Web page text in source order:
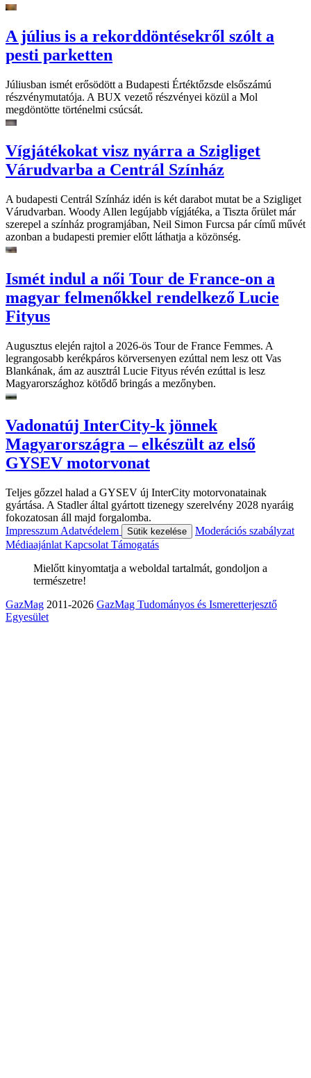
A július is a rekorddöntésekről szólt a
pesti parketten
Júliusban ismét erősödött a Budapesti Értéktőzsde elsőszámú
részvénymutatója. A BUX vezető részvényei közül a Mol
megdöntötte történelmi csúcsát.
Vígjátékokat visz nyárra a Szigliget
Várudvarba a Centrál Színház
A budapesti Centrál Színház idén is két darabot mutat be a Szigliget
Várudvarban. Woody Allen legújabb vígjátéka, a Tiszta őrület már
szerepel a színház programjában, Neil Simon Furcsa pár című művét
azonban a budapesti premier előtt láthatja a közönség.
Ismét indul a női Tour de France-on a
magyar felmenőkkel rendelkező Lucie
Fityus
Augusztus elején rajtol a 2026-ös Tour de France Femmes. A
legrangosabb kerékpáros körversenyen ezúttal nem lesz ott Vas
Blankának, ám az ausztrál Lucie Fityus révén ezúttal is lesz
Magyarországhoz kötődő bringás a mezőnyben.
Vadonatúj InterCity-k jönnek
Magyarországra – elkészült az első
GYSEV motorvonat
Teljes gőzzel halad a GYSEV új InterCity motorvonatainak
gyártása. A Stadler által gyártott tizenegy szerelvény 2028 nyaráig
fokozatosan áll majd forgalomba.
Impresszum Adatvédelem Sütik kezelése
Moderációs szabályzat
Médiaajánlat Kapcsolat Támogatás
Mielőtt kinyomtatja a weboldal tartalmát, gondoljon a
természetre!
GazMag 2011-2026 GazMag Tudományos és Ismeretterjesztő
Egyesület